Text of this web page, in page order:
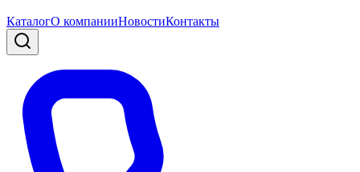
КаталогО компанииНовостиКонтакты